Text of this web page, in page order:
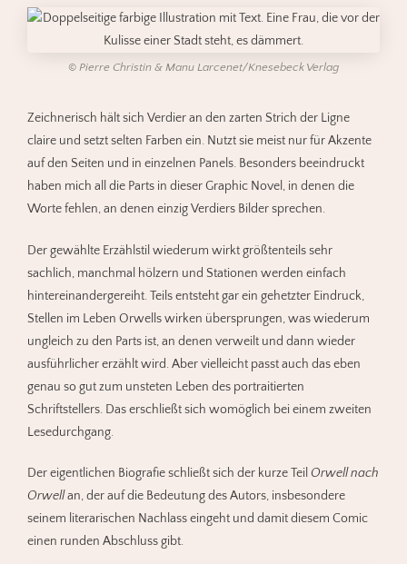
© Pierre Christin & Manu Larcenet/Knesebeck Verlag
Zeichnerisch hält sich Verdier an den zarten Strich der Ligne
claire und setzt selten Farben ein. Nutzt sie meist nur für Akzente
auf den Seiten und in einzelnen Panels. Besonders beeindruckt
haben mich all die Parts in dieser Graphic Novel, in denen die
Worte fehlen, an denen einzig Verdiers Bilder sprechen.
Der gewählte Erzählstil wiederum wirkt größtenteils sehr
sachlich, manchmal hölzern und Stationen werden einfach
hintereinandergereiht. Teils entsteht gar ein gehetzter Eindruck,
Stellen im Leben Orwells wirken übersprungen, was wiederum
ungleich zu den Parts ist, an denen verweilt und dann wieder
ausführlicher erzählt wird. Aber vielleicht passt auch das eben
genau so gut zum unsteten Leben des portraitierten
Schriftstellers. Das erschließt sich womöglich bei einem zweiten
Lesedurchgang.
Der eigentlichen Biografie schließt sich der kurze Teil Orwell nach
Orwellan, der auf die Bedeutung des Autors, insbesondere
seinem literarischen Nachlass eingeht und damit diesem Comic
einen runden Abschluss gibt.